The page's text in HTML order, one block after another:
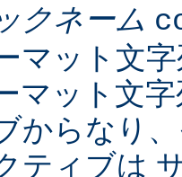
クネーム
マット文
マット文
からなり
ティブは